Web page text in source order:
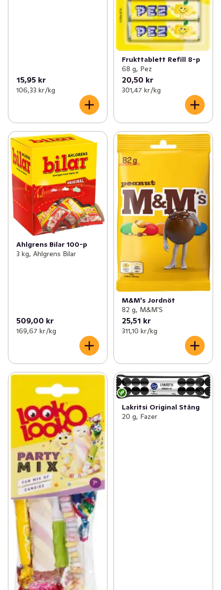
15,95 kr
106,33 kr /kg
Frukttablett Refill 8-p
68 g, Pez
20,50 kr
301,47 kr /kg
Ahlgrens Bilar 100-p
3 kg, Ahlgrens Bilar
509,00 kr
169,67 kr /kg
M&M's Jordnöt
82 g, M&M'S
25,51 kr
311,10 kr /kg
Lakritsi Original Stång
20 g, Fazer